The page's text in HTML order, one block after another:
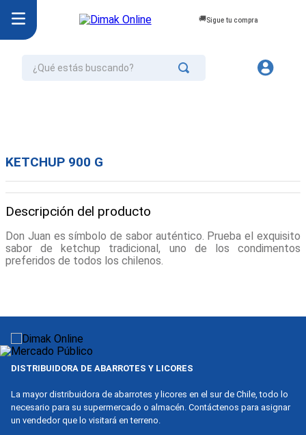
Sigue tu compra
KETCHUP 900 G
Descripción del producto
Don Juan es símbolo de sabor auténtico. Prueba el exquisito
sabor de ketchup tradicional, uno de los condimentos
preferidos de todos los chilenos.
DISTRIBUIDORA DE ABARROTES Y LICORES
La mayor distribuidora de abarrotes y licores en el sur de Chile, todo lo
necesario para su supermercado o almacén. Contáctenos para asignar
un vendedor que lo visitará en terreno.
3.
confort
4.
galletas
5 .
omo
6.
aceite
7 .
azucar
10.